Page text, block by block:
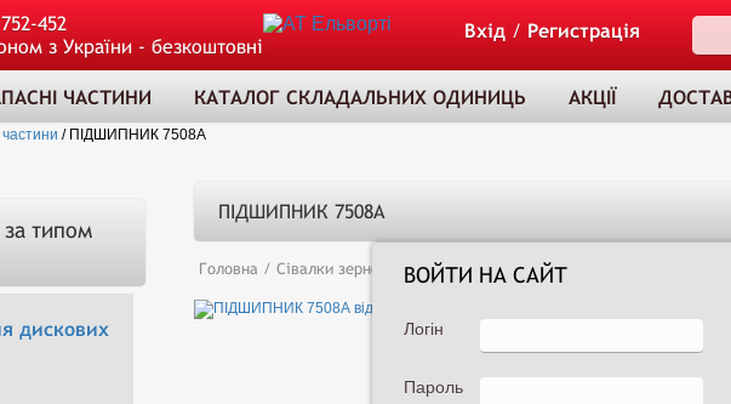
452
з України - безкоштовні
Вхід/ Регистрація
ЧАСТИНИ КАТАЛОГ СКЛАДАЛЬНИХ ОДИНИЦЬ АКЦІЇ
/ ПІДШИПНИК 7508А
за типом
дискових
ПІДШИПНИК 7508А
Головна / Сівалки зернові /Сеялка зернотуковая рядовая Астра 3,6А
ВОЙТИ НА САЙТ
Логін
Пароль